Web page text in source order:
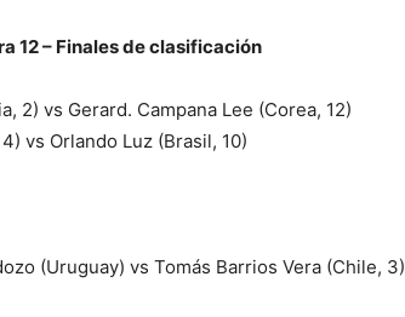
12 – Finales de clasificación
2) vs Gerard. Campana Lee (Corea, 12)
vs Orlando Luz (Brasil, 10)
(Uruguay) vs Tomás Barrios Vera (Chile, 3)